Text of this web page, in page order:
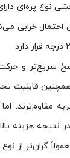
نوع پره‌ای
خرابی
سریع‌تر و
قابلیت
مقاوم‌ترند.
نتیجه هزینه
گران‌تر از